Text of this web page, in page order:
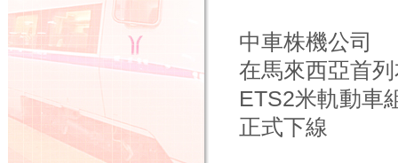
中車株機公司
在馬來西亞首
ETS2米軌動車
正式下線